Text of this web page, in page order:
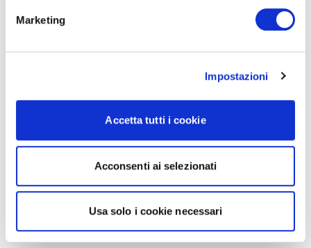
Marketing
Impostazioni
Accetta tutti i cookie
Acconsenti ai selezionati
Usa solo i cookie necessari